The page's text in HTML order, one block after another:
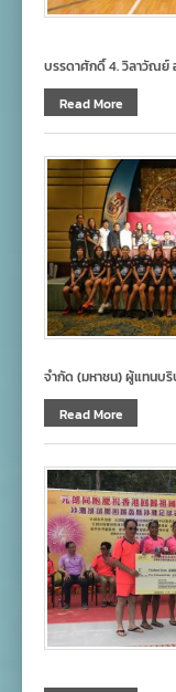
บรรดาศักดิ์ 4. วิลาวัณย์
Read More
จำกัด (มหาชน) ผู้แทนบ
Read More